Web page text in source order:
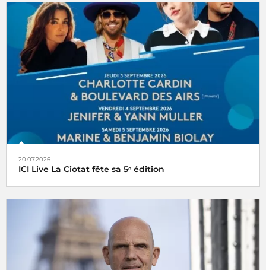
20.07.2026
ICI Live La Ciotat fête sa 5ᵉ édition